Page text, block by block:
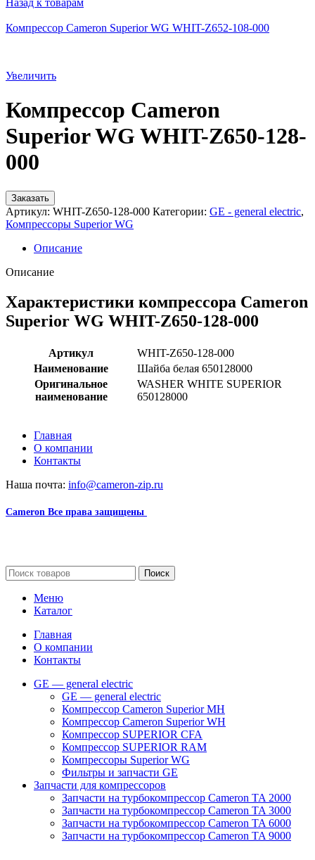
Назад к товарам
Компрессор Cameron Superior WG WHIT-Z652-108-000
Увеличить
Компрессор Cameron
Superior WG WHIT-Z650-128-
000
Заказать
Артикул: WHIT-Z650-128-000 Категории: GE - general electric,
Компрессоры Superior WG
Описание
Описание
Характеристики компрессора Cameron
Superior WG WHIT-Z650-128-000
Артикул
WHIT-Z650-128-000
Наименование
Шайба белая 650128000
Оригинальное
наименование
WASHER WHITE SUPERIOR
650128000
Главная
О компании
Контакты
Наша почта: info@cameron-zip.ru
Cameron Все права защищены
Поиск
Меню
Каталог
Главная
О компании
Контакты
GE — general electric
GE — general electric
Компрессор Cameron Superior MH
Компрессор Cameron Superior WH
Компрессор SUPERIOR CFA
Компрессор SUPERIOR RAM
Компрессоры Superior WG
Фильтры и запчасти GE
Запчасти для компрессоров
Запчасти на турбокомпрессор Cameron TA 2000
Запчасти на турбокомпрессор Cameron TA 3000
Запчасти на турбокомпрессор Cameron TA 6000
Запчасти на турбокомпрессор Cameron TA 9000